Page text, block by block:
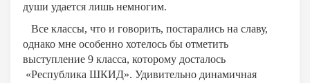
души удается лишь немногим.
Все классы, что и говорить, постарались на славу,
однако мне особенно хотелось бы отметить
выступление 9 класса, которому досталось
«Республика ШКИД». Удивительно динамичная